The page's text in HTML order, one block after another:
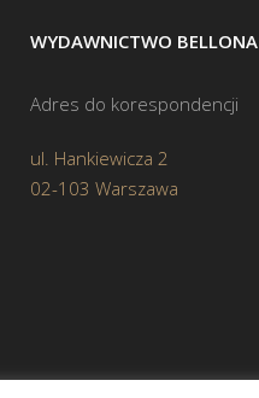
WYDAWNICTWO BELLONA
Adres do korespondencji
ul. Hankiewicza 2
02-103 Warszawa